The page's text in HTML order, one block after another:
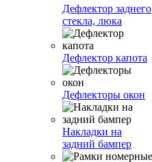
Дефлектор заднего
стекла, люка
Дефлектор капота
Дефлекторы окон
Накладки на
задний бампер